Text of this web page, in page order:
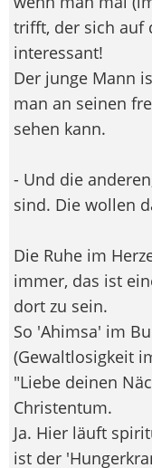
trifft, der sich auf
interessant!
Der junge Mann
man an seinen
sehen kann.
- Und die
sind. Die wollen
Die Ruhe im
immer, das ist
dort zu sein.
So 'Ahimsa' im
(Gewaltlosigkeit
"Liebe deinen
Christentum.
Ja. Hier läuft
ist der